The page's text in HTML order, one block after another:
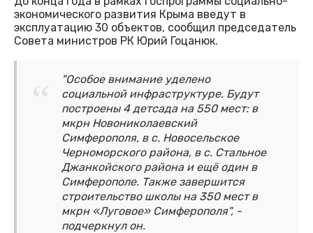
экономического развития Крыма введут в
эксплуатацию 30 объектов, сообщил председатель
Совета министров РК Юрий Гоцанюк.
"Особое внимание уделено
социальной инфраструктуре. Будут
построены 4 детсада на 550 мест: в
мкрн Новониколаевский
Симферополя, в с. Новосельское
Черноморского района, в с. Стальное
Джанкойского района и ещё один в
Симферополе. Также завершится
строительство школы на 350 мест в
мкрн «Луговое» Симферополя", -
подчеркнул он.